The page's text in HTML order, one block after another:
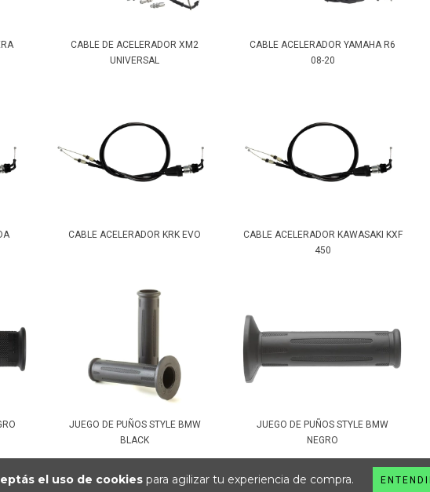
el uso de cookies para agilizar tu experiencia de compra.
CABLE DE ACELERADOR XM2
UNIVERSAL
CABLE ACELERADOR YAMAHA R6
08-20
CABLE ACELERADOR KRK EVO
CABLE ACELERADOR KAWASAKI KXF
450
JUEGO DE PUÑOS STYLE BMW
BLACK
JUEGO DE PUÑOS STYLE BMW
NEGRO